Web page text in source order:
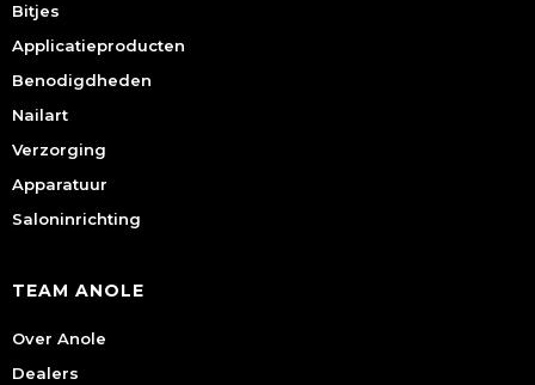
Bitjes
Applicatieproducten
Benodigdheden
Nailart
Verzorging
Apparatuur
Saloninrichting
TEAM ANOLE
Over Anole
Dealers